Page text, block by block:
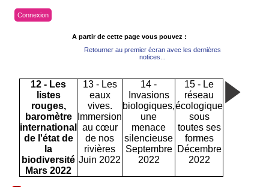
Connexion
A partir de cette page vous pouvez :
Retourner au premier écran avec les dernières
notices...
12 - Les
listes
rouges,
baromètre
international
de l'état de
la
biodiversité
Mars 2022
13 - Les
eaux
vives.
Immersion
au cœur
de nos
rivières
Juin 2022
14 -
Invasions
biologiques,
une
menace
silencieuse
Septembre
2022
15 - Le
réseau
écologique
sous
toutes ses
formes
Décembre
2022